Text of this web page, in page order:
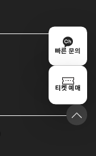
빠른 문의
티켓 예매